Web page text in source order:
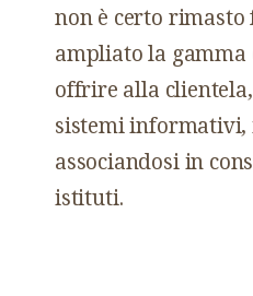
non è certo rimasto
ampliato la gamma
offrire alla
sistemi informativi,
associandosi in
istituti.